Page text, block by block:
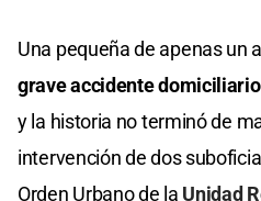
Una pequeña de apenas un
grave accidente domiciliario
y la historia no terminó de
intervención de dos
Orden Urbano de la Unidad